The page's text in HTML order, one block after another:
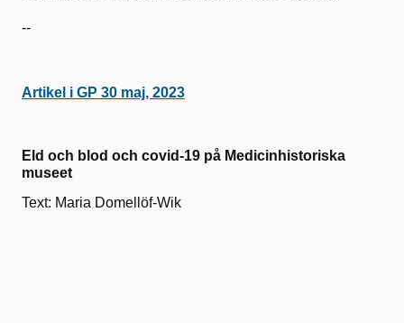
--
Artikel i GP 30 maj, 2023
Eld och blod och covid-19 på Medicinhistoriska
museet
Text: Maria Domellöf-Wik